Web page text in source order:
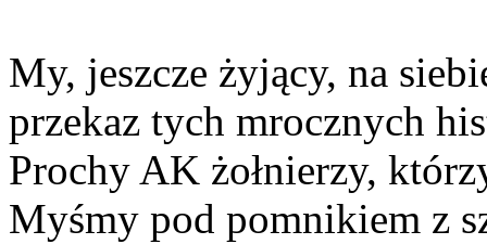
My, jeszcze żyjący, na
przekaz tych mrocznych
Prochy AK żołnierzy,
Myśmy pod pomnikiem z